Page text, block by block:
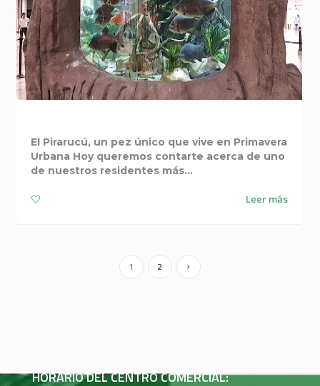
El Pirarucú, un pez único que vive en Primavera
Urbana Hoy queremos contarte acerca de uno
de nuestros residentes más...
Leer más
1 2
HORARIO DEL CENTRO COMERCIAL: